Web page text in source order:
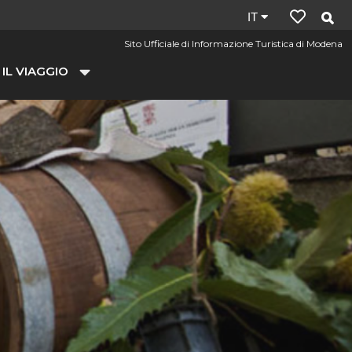
Sito Ufficiale di Informazione Turistica di Modena
VIAGGIO
Lingua
del
IT